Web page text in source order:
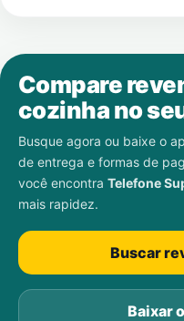
Compare
cozinha no
Busque agora ou baixe o
de entrega e formas de
você encontra Telefone
mais rapidez.
Buscar
Baixar